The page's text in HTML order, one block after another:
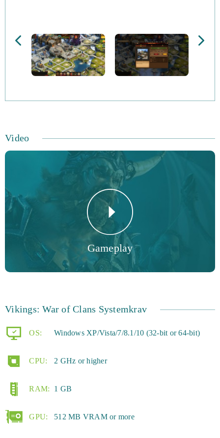
Video
Gameplay
Vikings: War of Clans Systemkrav
OS: Windows XP/Vista/7/8.1/10 (32-bit or 64-bit)
CPU: 2 GHz or higher
RAM: 1 GB
GPU: 512 MB VRAM or more